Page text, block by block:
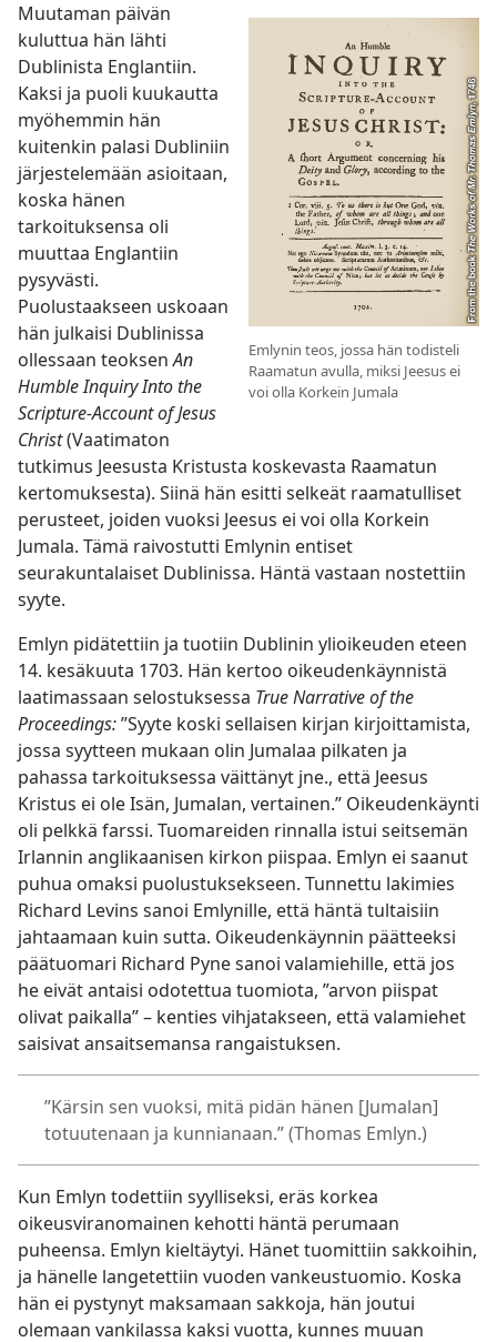
Emlynin teos, jossa hän todisteli
Raamatun avulla, miksi Jeesus ei
voi olla Korkein Jumala
Muutaman päivän
kuluttua hän lähti
Dublinista Englantiin.
Kaksi ja puoli kuukautta
myöhemmin hän
kuitenkin palasi Dubliniin
järjestelemään asioitaan,
koska hänen
tarkoituksensa oli
muuttaa Englantiin
pysyvästi.
Puolustaakseen uskoaan
hän julkaisi Dublinissa
ollessaan teoksenAn
Humble Inquiry Into the
Scripture-Account of Jesus
Christ(Vaatimaton
tutkimus Jeesusta Kristusta koskevasta Raamatun
kertomuksesta). Siinä hän esitti selkeät raamatulliset
perusteet, joiden vuoksi Jeesus ei voi olla Korkein
Jumala. Tämä raivostutti Emlynin entiset
seurakuntalaiset Dublinissa. Häntä vastaan nostettiin
syyte.
Emlyn pidätettiin ja tuotiin Dublinin ylioikeuden eteen
14. kesäkuuta 1703. Hän kertoo oikeudenkäynnistä
laatimassaan selostuksessa True Narrative of the
Proceedings:”Syyte koski sellaisen kirjan kirjoittamista,
jossa syytteen mukaan olin Jumalaa pilkaten ja
pahassa tarkoituksessa väittänyt jne., että Jeesus
Kristus ei ole Isän, Jumalan, vertainen.” Oikeudenkäynti
oli pelkkä farssi. Tuomareiden rinnalla istui seitsemän
Irlannin anglikaanisen kirkon piispaa. Emlyn ei saanut
puhua omaksi puolustuksekseen. Tunnettu lakimies
Richard Levins sanoi Emlynille, että häntä tultaisiin
jahtaamaan kuin sutta. Oikeudenkäynnin päätteeksi
päätuomari Richard Pyne sanoi valamiehille, että jos
he eivät antaisi odotettua tuomiota, ”arvon piispat
olivat paikalla” – kenties vihjatakseen, että valamiehet
saisivat ansaitsemansa rangaistuksen.
”Kärsin sen vuoksi, mitä pidän hänen [Jumalan]
totuutenaan ja kunnianaan.” (Thomas Emlyn.)
Kun Emlyn todettiin syylliseksi, eräs korkea
oikeusviranomainen kehotti häntä perumaan
puheensa. Emlyn kieltäytyi. Hänet tuomittiin sakkoihin,
ja hänelle langetettiin vuoden vankeustuomio. Koska
hän ei pystynyt maksamaan sakkoja, hän joutui
olemaan vankilassa kaksi vuotta, kunnes muuan